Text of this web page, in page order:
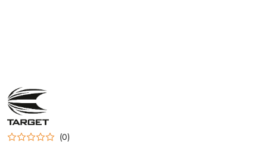
NAZWA
PRODUCENTA:
TARGET
(0)